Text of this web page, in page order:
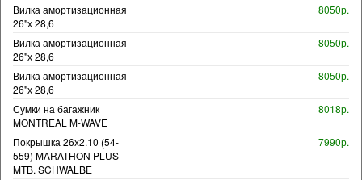
Вилка амортизационная
26"х 28,6
8050р.
Вилка амортизационная
26"х 28,6
8050р.
Вилка амортизационная
26"х 28,6
8050р.
Сумки на багажник
MONTREAL M-WAVE
8018р.
Покрышка 26x2.10 (54-
559) MARATHON PLUS
MTB. SCHWALBE
7990р.